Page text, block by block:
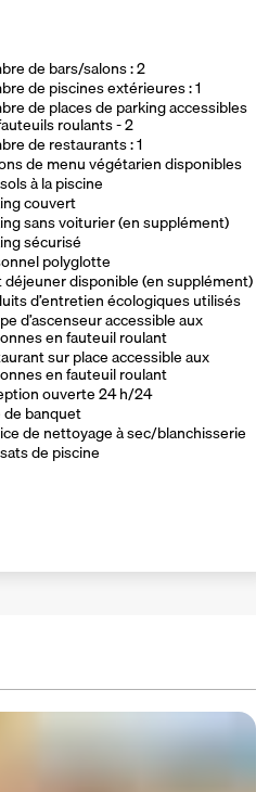
de bars/salons : 2
de piscines extérieures : 1
de places de parking accessibles
roulants - 2
de restaurants : 1
de menu végétarien disponibles
à la piscine
couvert
sans voiturier (en supplément)
sécurisé
polyglotte
déjeuner disponible (en supplément)
d’entretien écologiques utilisés
d’ascenseur accessible aux
en fauteuil roulant
sur place accessible aux
en fauteuil roulant
ouverte 24 h/24
de banquet
de nettoyage à sec/blanchisserie
de piscine